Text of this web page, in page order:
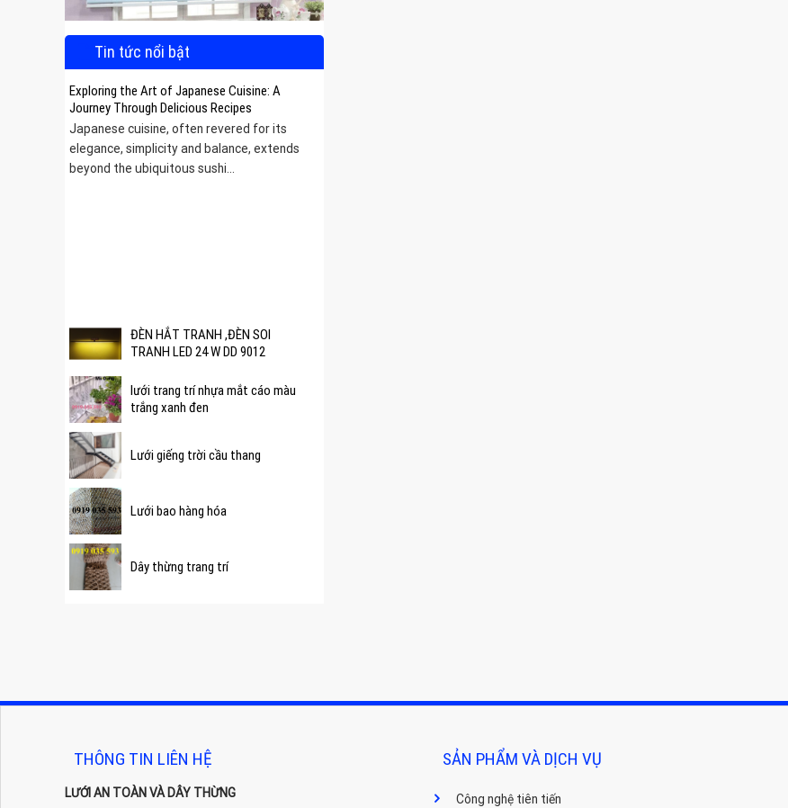
Tin tức nổi bật
Exploring the Art of Japanese Cuisine: A
Journey Through Delicious Recipes
Japanese cuisine, often revered for its
elegance, simplicity and balance, extends
beyond the ubiquitous sushi...
ĐÈN HẮT TRANH ,ĐÈN SOI
TRANH LED 24 W DD 9012
lưới trang trí nhựa mắt cáo màu
trắng xanh đen
Lưới giếng trời cầu thang
Lưới bao hàng hóa
Dây thừng trang trí
THÔNG TIN LIÊN HỆ
LƯỚI AN TOÀN VÀ DÂY THỪNG
SẢN PHẨM VÀ DỊCH VỤ
Công nghệ tiên tiến